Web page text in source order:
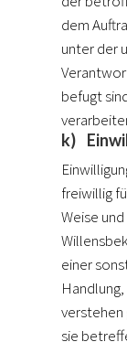
dem
unter der
befugt
k)
freiwillig
Weise
einer
verstehen
sie